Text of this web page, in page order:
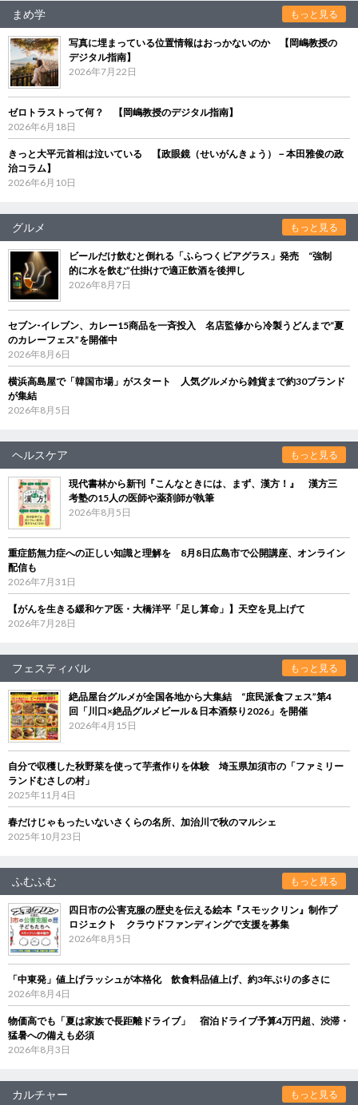
まめ学 もっと見る
写真に埋まっている位置情報はおっかないのか 【岡嶋教授の
デジタル指南】
2026年7月22日
ゼロトラストって何？ 【岡嶋教授のデジタル指南】
2026年6月18日
きっと大平元首相は泣いている 【政眼鏡（せいがんきょう）－本田雅俊の政
治コラム】
2026年6月10日
グルメ もっと見る
ビールだけ飲むと倒れる「ふらつくビアグラス」発売 “強制
的に水を飲む”仕掛けで適正飲酒を後押し
2026年8月7日
セブン‐イレブン、カレー15商品を一斉投入 名店監修から冷製うどんまで“夏
のカレーフェス”を開催中
2026年8月6日
横浜高島屋で「韓国市場」がスタート 人気グルメから雑貨まで約30ブランド
が集結
2026年8月5日
ヘルスケア もっと見る
現代書林から新刊『こんなときには、まず、漢方！』 漢方三
考塾の15人の医師や薬剤師が執筆
2026年8月5日
重症筋無力症への正しい知識と理解を 8月8日広島市で公開講座、オンライン
配信も
2026年7月31日
【がんを生きる緩和ケア医・大橋洋平「足し算命」】天空を見上げて
2026年7月28日
フェスティバル もっと見る
絶品屋台グルメが全国各地から大集結 “庶民派食フェス”第4
回「川口×絶品グルメビール＆日本酒祭り2026」を開催
2026年4月15日
自分で収穫した秋野菜を使って芋煮作りを体験 埼玉県加須市の「ファミリー
ランドむさしの村」
2025年11月4日
春だけじゃもったいないさくらの名所、加治川で秋のマルシェ
2025年10月23日
ふむふむ もっと見る
四日市の公害克服の歴史を伝える絵本『スモックリン』制作プ
ロジェクト クラウドファンディングで支援を募集
2026年8月5日
「中東発」値上げラッシュが本格化 飲食料品値上げ、約3年ぶりの多さに
2026年8月4日
物価高でも「夏は家族で長距離ドライブ」 宿泊ドライブ予算4万円超、渋滞・
猛暑への備えも必須
2026年8月3日
カルチャー もっと見る